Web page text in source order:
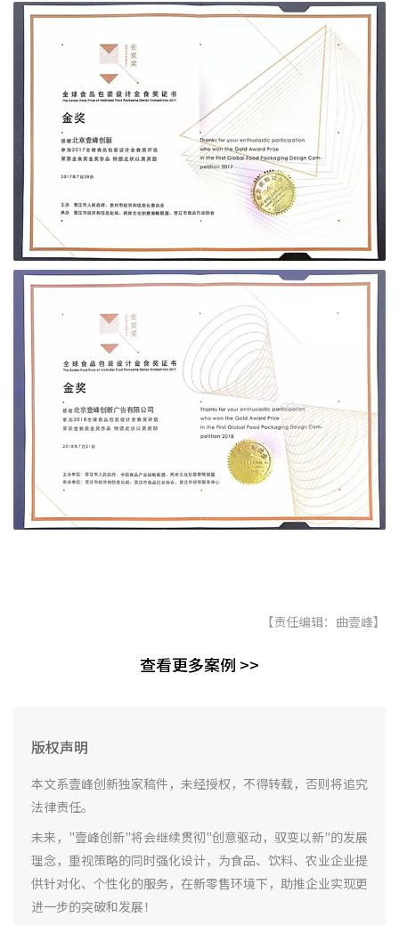
【责任编辑：曲壹峰】
查看更多案例 >>
版权声明
本文系壹峰创新独家稿件，未经授权，不得转载，否则将追究
法律责任。
未来，"壹峰创新"将会继续贯彻"创意驱动，驭变以新"的发展
理念，重视策略的同时强化设计，为食品、饮料、农业企业提
供针对化、个性化的服务，在新零售环境下，助推企业实现更
进一步的突破和发展！